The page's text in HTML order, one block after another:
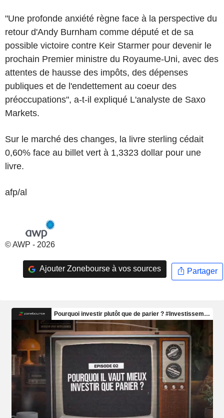
"Une profonde anxiété règne face à la perspective du
retour d'Andy Burnham comme député et de sa
possible victoire contre Keir Starmer pour devenir le
prochain Premier ministre du Royaume-Uni, avec des
attentes de hausse des impôts, des dépenses
publiques et de l'endettement au coeur des
préoccupations", a-t-il expliqué L'analyste de Saxo
Markets.
Sur le marché des changes, la livre sterling cédait
0,60% face au billet vert à 1,3323 dollar pour une
livre.
afp/al
© AWP - 2026
Ajouter Zonebourse à vos sources Partager